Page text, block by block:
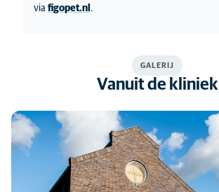
via figopet.nl .
GALERIJ
Vanuit de kliniek